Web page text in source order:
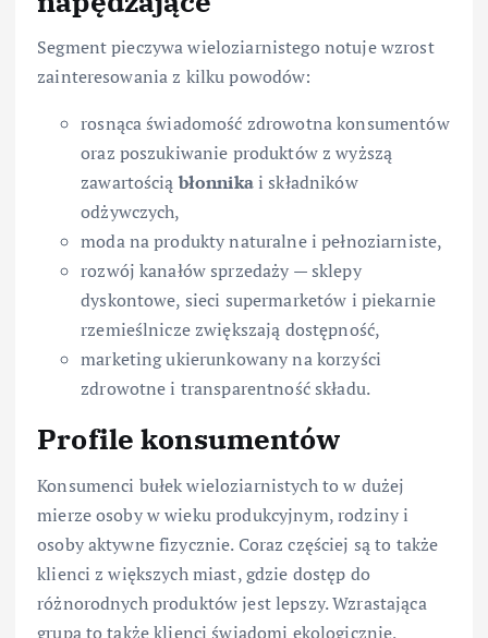
Segment pieczywa wieloziarnistego notuje wzrost
zainteresowania z kilku powodów:
rosnąca świadomość zdrowotna konsumentów
oraz poszukiwanie produktów z wyższą
zawartością błonnikai składników
odżywczych,
moda na produkty naturalne i pełnoziarniste,
rozwój kanałów sprzedaży — sklepy
dyskontowe, sieci supermarketów i piekarnie
rzemieślnicze zwiększają dostępność,
marketing ukierunkowany na korzyści
zdrowotne i transparentność składu.
Profile konsumentów
Konsumenci bułek wieloziarnistych to w dużej
mierze osoby w wieku produkcyjnym, rodziny i
osoby aktywne fizycznie. Coraz częściej są to także
klienci z większych miast, gdzie dostęp do
różnorodnych produktów jest lepszy. Wzrastająca
grupa to także klienci świadomi ekologicznie,